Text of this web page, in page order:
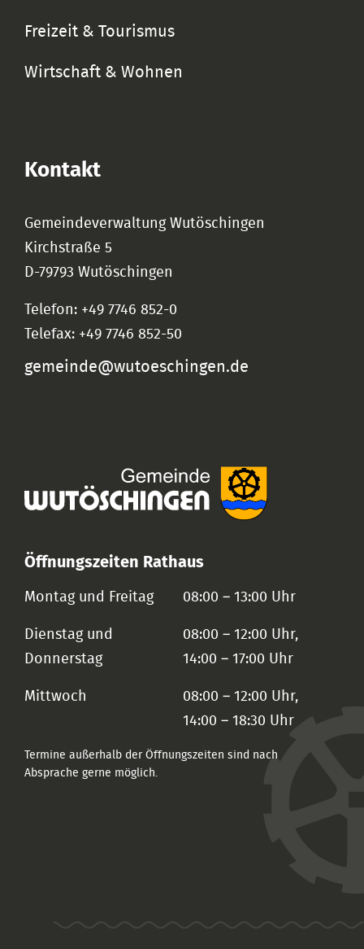
Freizeit & Tourismus
Wirtschaft & Wohnen
Kontakt
Gemeindeverwaltung Wutöschingen
Kirchstraße 5
D-79793 Wutöschingen
Telefon: +49 7746 852-0
Telefax: +49 7746 852-50
gemeinde@wutoeschingen.de
Öffnungszeiten Rathaus
Montag und Freitag 08:00 – 13:00 Uhr
Dienstag und
Donnerstag
08:00 – 12:00 Uhr,
14:00 – 17:00 Uhr
Mittwoch
08:00 – 12:00 Uhr,
14:00 – 18:30 Uhr
Termine außerhalb der Öffnungszeiten sind nach
Absprache gerne möglich.